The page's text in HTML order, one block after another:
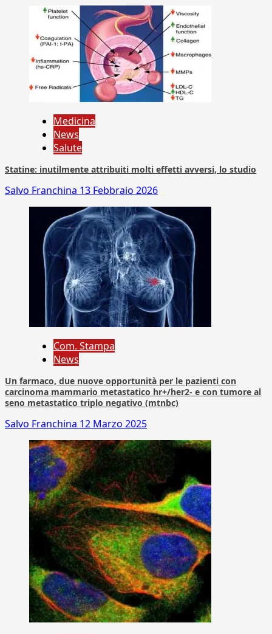
Medicina
News
Salute
Statine: inutilmente attribuiti molti effetti avversi, lo studio
Salvo Franchina 13 Febbraio 2026
Com. Stampa
News
Un farmaco, due nuove opportunità per le pazienti con
carcinoma mammario metastatico hr+/her2- e con tumore al
seno metastatico triplo negativo (mtnbc)
Salvo Franchina 12 Marzo 2025